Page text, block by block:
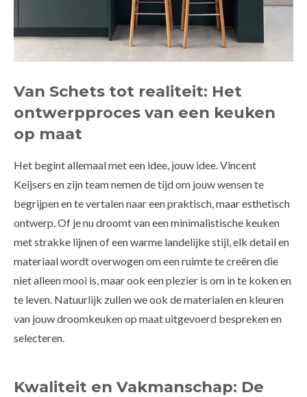
Van Schets tot realiteit: Het
ontwerpproces van een keuken
op maat
Het begint allemaal met een idee, jouw idee. Vincent
Keijsers en zijn team nemen de tijd om jouw wensen te
begrijpen en te vertalen naar een praktisch, maar esthetisch
ontwerp. Of je nu droomt van een minimalistische keuken
met strakke lijnen of een warme landelijke stijl, elk detail en
materiaal wordt overwogen om een ruimte te creëren die
niet alleen mooi is, maar ook een plezier is om in te koken en
te leven. Natuurlijk zullen we ook de materialen en kleuren
van jouw droomkeuken op maat uitgevoerd bespreken en
selecteren.
Kwaliteit en Vakmanschap: De